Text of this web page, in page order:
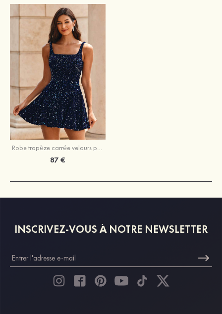
Robe trapèze carrée velours paillettes courte/mini robe de fête de la rentrée
87 €
INSCRIVEZ-VOUS À NOTRE NEWSLETTER